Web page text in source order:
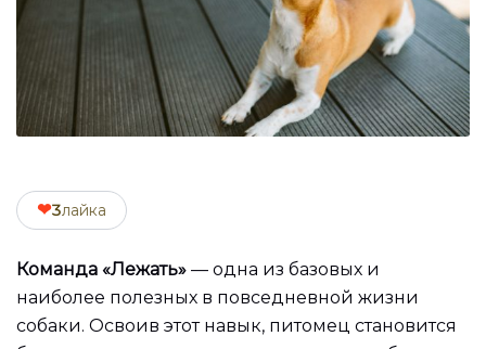
❤3лайка
Команда «Лежать» — одна из базовых и
наиболее полезных в повседневной жизни
собаки. Освоив этот навык, питомец становится